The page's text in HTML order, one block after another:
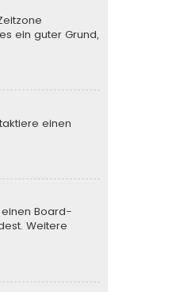
ein guter Grund,
einen
Board-
Weitere